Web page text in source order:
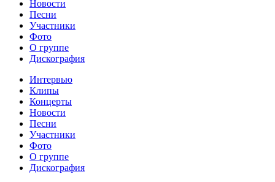
Новости
Песни
Участники
Фото
О группе
Дискография
Интервью
Клипы
Концерты
Новости
Песни
Участники
Фото
О группе
Дискография